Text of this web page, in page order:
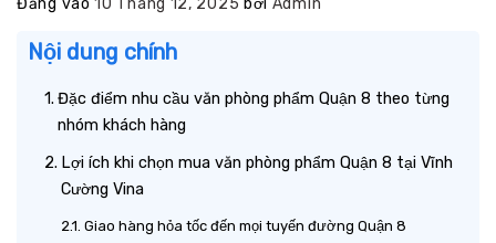
Đăng vào10 Tháng 12, 2025 bởi Admin
Nội dung chính
Đặc điểm nhu cầu văn phòng phẩm Quận 8 theo từng
nhóm khách hàng
Lợi ích khi chọn mua văn phòng phẩm Quận 8 tại Vĩnh
Cường Vina
Giao hàng hỏa tốc đến mọi tuyến đường Quận 8